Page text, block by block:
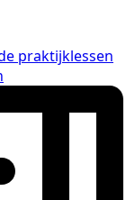
praktijklessen